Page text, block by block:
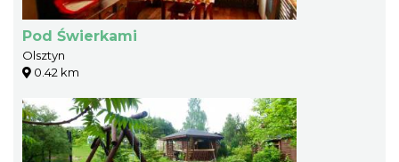
Pod Świerkami
Olsztyn
0.42 km